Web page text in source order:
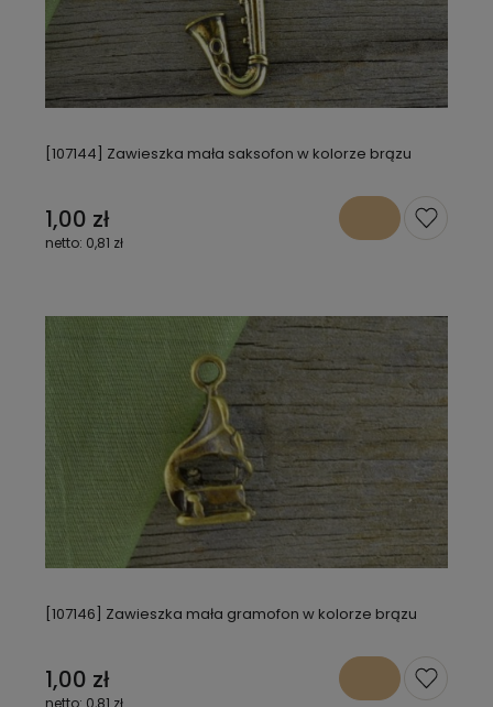
[107144] Zawieszka mała saksofon w kolorze brązu
1,00 zł
0,81 zł
[107146] Zawieszka mała gramofon w kolorze brązu
1,00 zł